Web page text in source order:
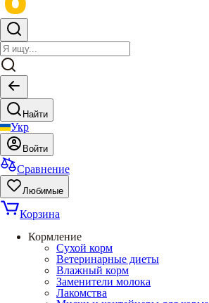
Найти
Укр
Войти
Сравнение
Любимые
Корзина
Кормление
Сухой корм
Ветеринарные диеты
Влажный корм
Заменители молока
Лакомства